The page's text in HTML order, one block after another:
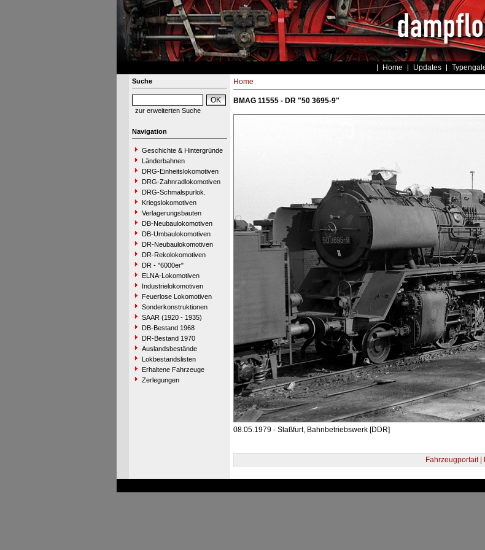
Home Updates
Suche
zur erweiterten Suche
Navigation
Geschichte & Hintergründe
Länderbahnen
DRG-Einheitslokomotiven
DRG-Zahnradlokomotiven
DRG-Schmalspurlok.
Kriegslokomotiven
Verlagerungsbauten
DB-Neubaulokomotiven
DB-Umbaulokomotiven
DR-Neubaulokomotiven
DR-Rekolokomotiven
DR - "6000er"
ELNA-Lokomotiven
Industrielokomotiven
Feuerlose Lokomotiven
Sonderkonstruktionen
SAAR (1920 - 1935)
DB-Bestand 1968
DR-Bestand 1970
Auslandsbestände
Lokbestandslisten
Erhaltene Fahrzeuge
Zerlegungen
Home
BMAG 11555 - DR "50 3695-9"
08.05.1979 - Staßfurt, Bahnbetriebswerk [DDR]
Fahrzeugportait |